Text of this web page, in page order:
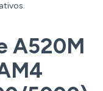
A520M